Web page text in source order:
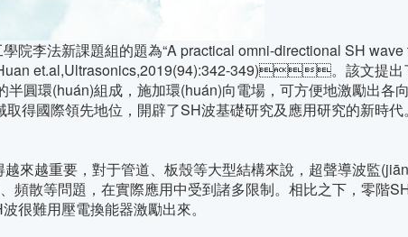
李法新課題組的題為“A practical omni-directional SH wave
et.al,Ultrasonics,2019(94):342-349)。該文提出
半圓環(huán)組成，施加環(huán)向電場，可方便地激勵
得國際領先地位，開辟了SH波基礎研究及應用研究的新時
重要，對于管道、板殼等大型結構來說，超聲導波監
散等問題，在實際應用中受到諸多限制。相比之下，零階
很難用壓電換能器激勵出來。